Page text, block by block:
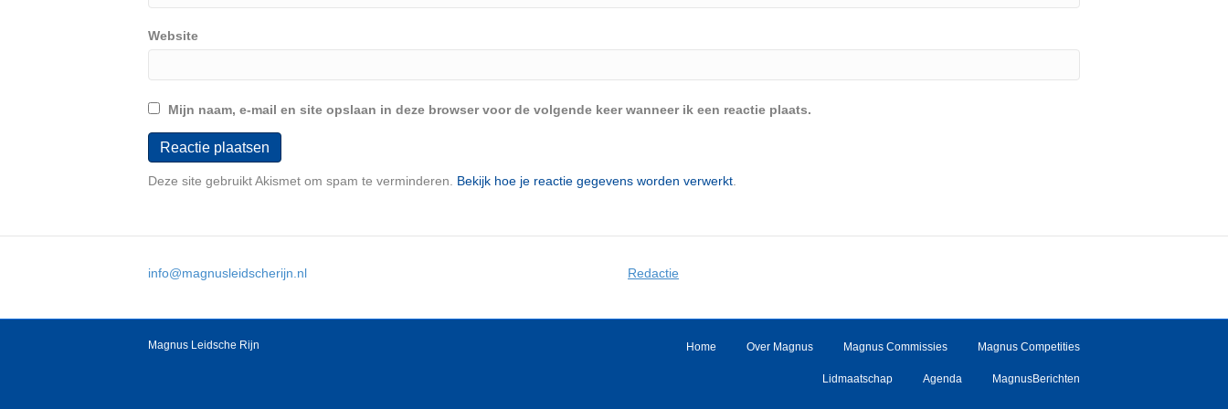
Website
Mijn naam, e-mail en site opslaan in deze browser voor de volgende keer wanneer ik een reactie plaats.
Deze site gebruikt Akismet om spam te verminderen. Bekijk hoe je reactie gegevens worden verwerkt
info@magnusleidscherijn.nl Redactie
Magnus Leidsche Rijn Home Over Magnus Magnus Commissies Magnus Competities
Lidmaatschap Agenda MagnusBerichten